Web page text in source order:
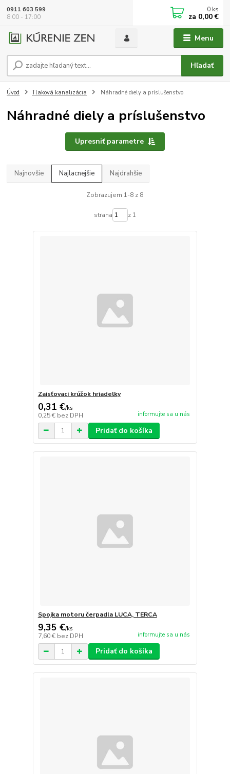
Menu
Hľadať
0911 603 599
8:00 - 17:00
0 ks
za 0,00 €
Úvod Tlaková kanalizácia Náhradné diely a príslušenstvo
Náhradné diely a príslušenstvo
Upresniť parametre
Najnovšie Najlacnejšie Najdrahšie
Zobrazujem 1-8 z 8
strana z 1
Zaisťovaci krúžok hriadelky
0,31 €/ks
0,25 € bez DPH informujte sa u nás
Pridať do košíka
Spojka motoru čerpadla LUCA, TERCA
9,35 €/ks
7,60 € bez DPH informujte sa u nás
Pridať do košíka